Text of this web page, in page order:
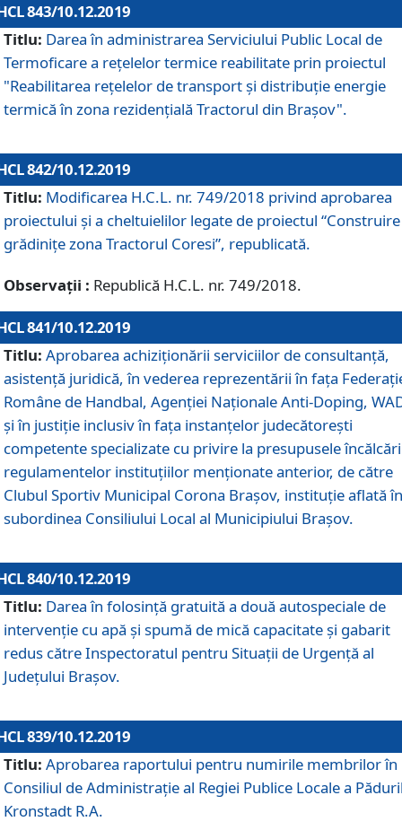
843/10.12.2019
Titlu: Darea în administrarea Serviciului Public Local de
Termoficare a rețelelor termice reabilitate prin proiectul
"Reabilitarea reţelelor de transport şi distribuţie energie
termică în zona rezidenţială Tractorul din Braşov".
842/10.12.2019
Titlu: Modificarea H.C.L. nr. 749/2018 privind aprobarea
proiectului și a cheltuielilor legate de proiectul “Construire
grădinițe zona Tractorul Coresi”, republicată.
Observații : Republică H.C.L. nr. 749/2018.
841/10.12.2019
Titlu: Aprobarea achiziționării serviciilor de consultanță,
asistență juridică, în vederea reprezentării în fața
Române de Handbal, Agenției Naționale Anti-Doping,
și în justiție inclusiv în fața instanțelor judecătorești
competente specializate cu privire la presupusele
regulamentelor instituțiilor menționate anterior, de către
Clubul Sportiv Municipal Corona Braşov, instituție aflată în
subordinea Consiliului Local al Municipiului Brașov.
840/10.12.2019
Titlu: Darea în folosință gratuită a două autospeciale de
intervenție cu apă și spumă de mică capacitate și gabarit
redus către Inspectoratul pentru Situaţii de Urgenţă al
Judeţului Brașov.
839/10.12.2019
Titlu: Aprobarea raportului pentru numirile membrilor în
Consiliul de Administraţie al Regiei Publice Locale a
Kronstadt R.A.